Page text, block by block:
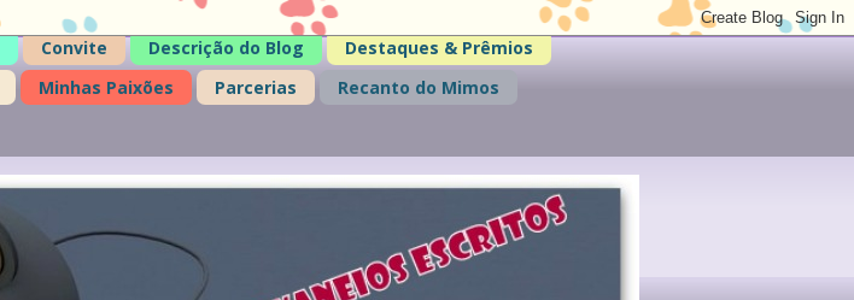
Convite Descrição do Blog
Destaques & Prêmios
Minhas Paixões Parcerias
Recanto do Mimos